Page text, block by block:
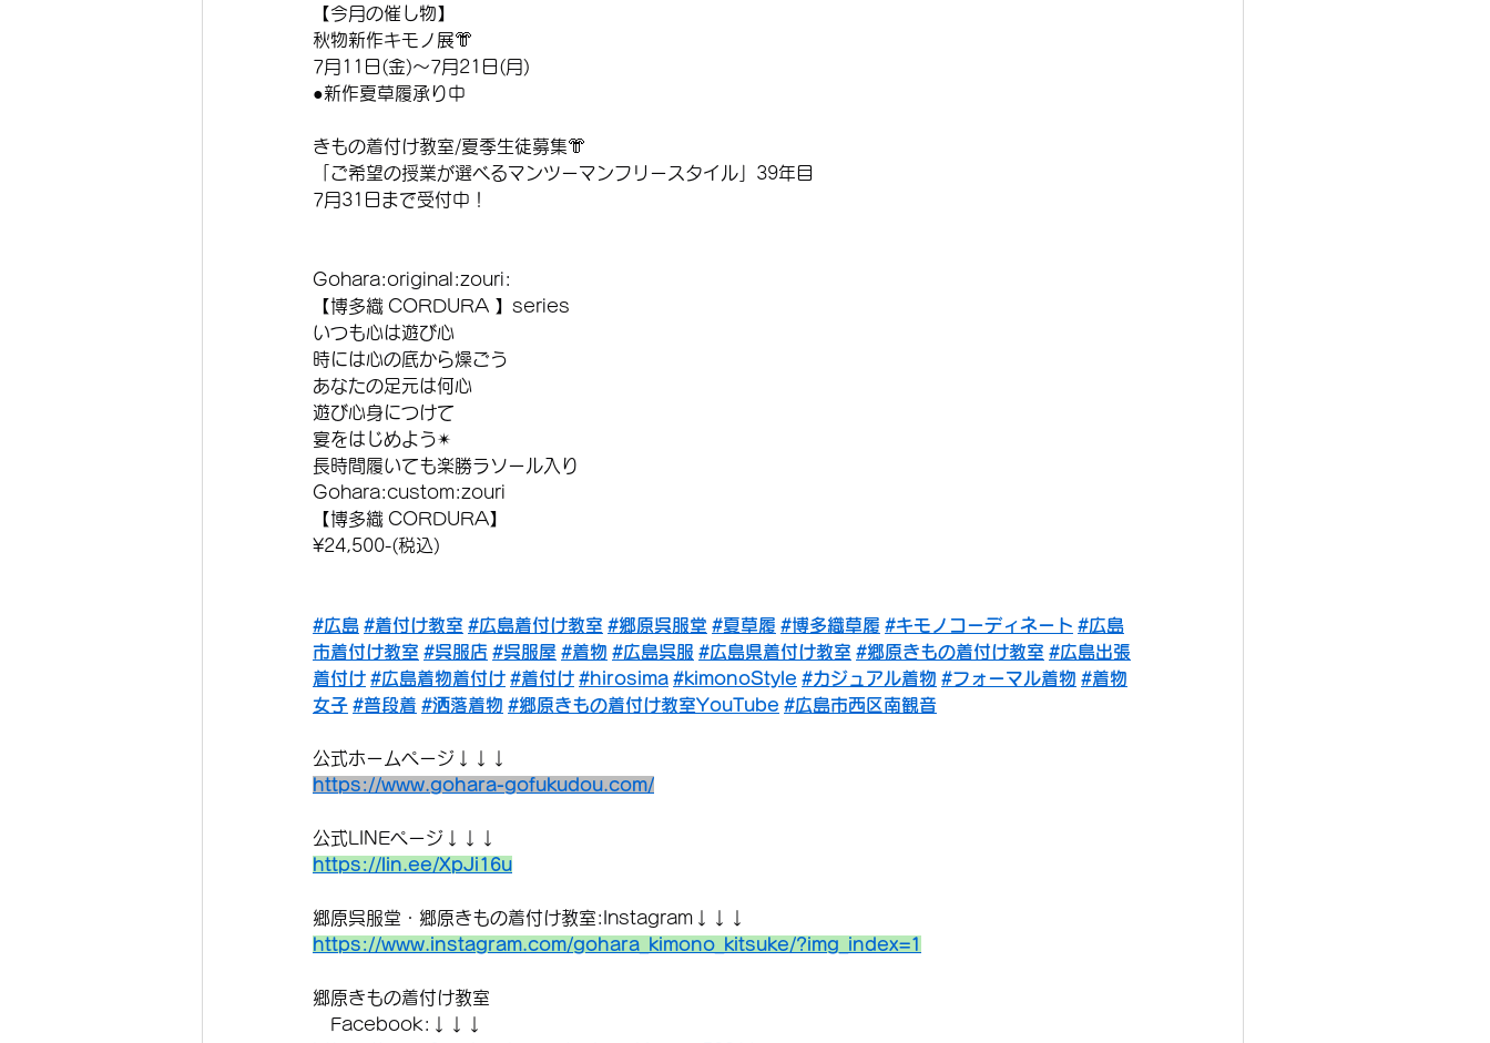
【今月の催し物】
秋物新作キモノ展👘
7月11日(金)〜7月21日(月)
●新作夏草履承り中
きもの着付け教室/夏季生徒募集👘
「ご希望の授業が選べるマンツーマンフリースタイル」39年目
7月31日まで受付中！
Gohara:original:zouri:
【博多織 CORDURA 】series
いつも心は遊び心
時には心の底から燥ごう
あなたの足元は何心
遊び心身につけて
宴をはじめよう✴︎
長時間履いても楽勝ラソール入り
Gohara:custom:zouri
【博多織 CORDURA】
¥24,500-(税込)
#広島 #着付け教室 #広島着付け教室 #郷原呉服堂 #夏草履 #博多織草履 #キモノコーディネート #広島
市着付け教室 #呉服店 #呉服屋 #着物 #広島呉服 #広島県着付け教室 #郷原きもの着付け教室 #広島出張
着付け #広島着物着付け #着付け #hirosima #kimonoStyle #カジュアル着物 #フォーマル着物 #着物
女子 #普段着 #洒落着物 #郷原きもの着付け教室YouTube #広島市西区南観音
公式ホームページ↓↓↓
https://www.gohara-gofukudou.com/
公式LINEページ↓↓↓
https://lin.ee/XpJi16u
郷原呉服堂・郷原きもの着付け教室:Instagram↓↓↓
https://www.instagram.com/gohara_kimono_kitsuke/?img_index=1
郷原きもの着付け教室
Facebook:↓↓↓